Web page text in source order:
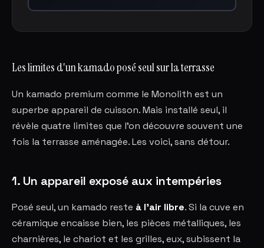
Les limites d'un kamado posé seul sur la terrasse
Un kamado premium comme le Monolith est un
superbe appareil de cuisson. Mais installé seul, il
révèle quatre limites que l'on découvre souvent une
fois la terrasse aménagée. Les voici, sans détour.
1. Un appareil exposé aux intempéries
Posé seul, un kamado reste à l'air libre. Si la cuve en
céramique encaisse bien, les pièces métalliques, les
charnières, le chariot et les grilles, eux, subissent la